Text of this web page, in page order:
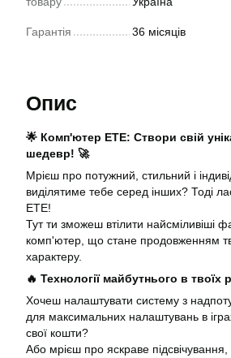
Гарантія 36 місяців
Опис
🌟 Комп'ютер ЕТЕ: Створи свій
шедевр! 🚀
Мрієш про потужний, стильний і
виділятиме тебе серед інших? Тоді
ЕТЕ!
Тут ти зможеш втілити найсміливіші
комп'ютер, що стане продовженням
характеру.
🔥 Технології майбутнього в твоїх
Хочеш налаштувати систему з
для максимальних налаштувань в
свої кошти?
Або мрієш про яскраве підсвічування,